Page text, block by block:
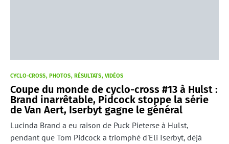
CYCLO-CROSS PHOTOS RÉSULTATS VIDÉOS
Coupe du monde de cyclo-cross #13 à Hulst :
Brand inarrêtable, Pidcock stoppe la série
de Van Aert, Iserbyt gagne le général
Lucinda Brand a eu raison de Puck Pieterse à Hulst,
pendant que Tom Pidcock a triomphé d'Eli Iserbyt, déjà